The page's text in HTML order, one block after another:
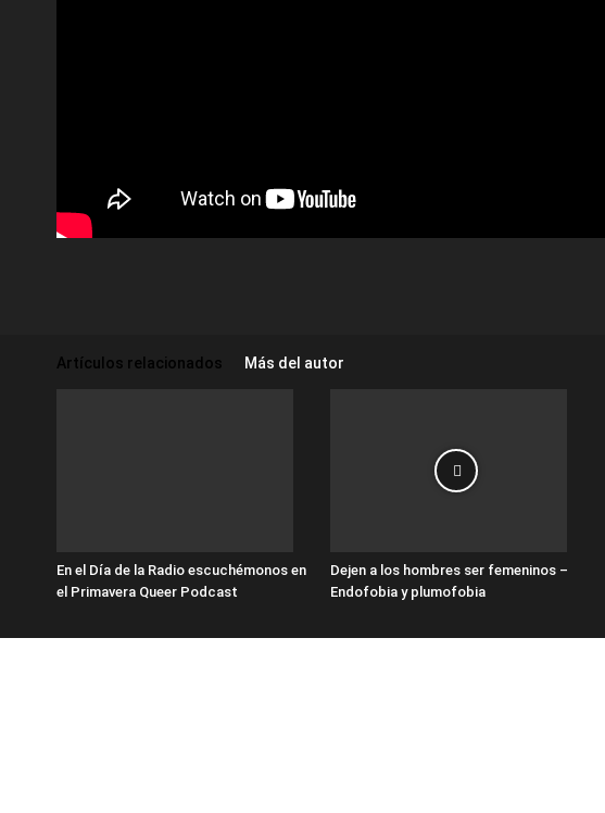
Artículos relacionados Más del autor
En el Día de la Radio escuchémonos en
el Primavera Queer Podcast
Dejen a los hombres ser femeninos –
Endofobia y plumofobia